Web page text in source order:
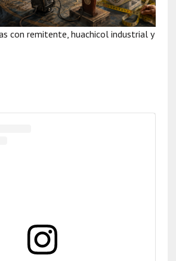
con remitente, huachicol industrial y